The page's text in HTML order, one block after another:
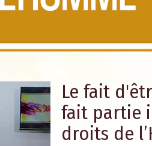
Le fait
fait partie
droits de